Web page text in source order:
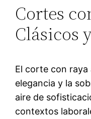
Cortes
Clásicos
El corte con raya
elegancia y la
aire de
contextos